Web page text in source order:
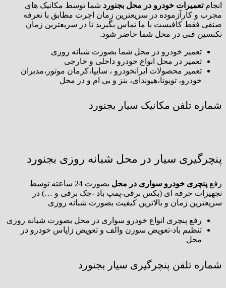
انجامتعمیرات خودرو در محل بجنورد شما توسط مکانیک های
مجرب و کارآزموده در سریعترین زمان اجرت مطابق با تعرفه
صنفی فقط کافیست با ما تماس بگیرید تا در سریعترین زمان
تکنسین فنی در محل شما حاضر شود.
تعمیر خودرو در محل شما بصورت شبانه روزی
تعمیر در محل انواع خودرو داخلی و خارجی
تعمیر محصولات ایرانخودرو ، سایپا،کرمان موتور،مدیران
خودرو، تویوتا،هیوندای، بنز و بی ام و در محل
شماره تلفن مکانیک سیار بجنورد
پنچرگیری سیار در محل شبانه روزی بجنورد
رفع پنچری خودرو سواری در محل
بصورت 24 ساعته توسط
تجهیزات حرفه ای (بکس برقی-پمپ باد -جک برقی و …) در
سریعترین زمان و بالاترین کیفیت بصورت شبانه روزی
رفع پنچری انواع خودرو سواری در محل بصورت شبانه روزی
تنظیم باد-تعویض سوزن والف و تعویض زاپاس خودرو در
محل
شماره تلفن پنچرگیری سیار بجنورد